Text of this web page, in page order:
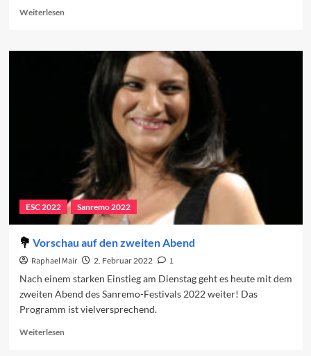
WeiterlesenRead
Die
zweiten
ESC 2022 Sanremo 2022
Vorschau auf den zweiten Abend
Raphael Mair 2. Februar 2022
1
Nach einem starken Einstieg am Dienstag geht es heute mit dem
zweiten Abend des Sanremo-Festivals 2022 weiter! Das
Programm ist vielversprechend.
WeiterlesenRead